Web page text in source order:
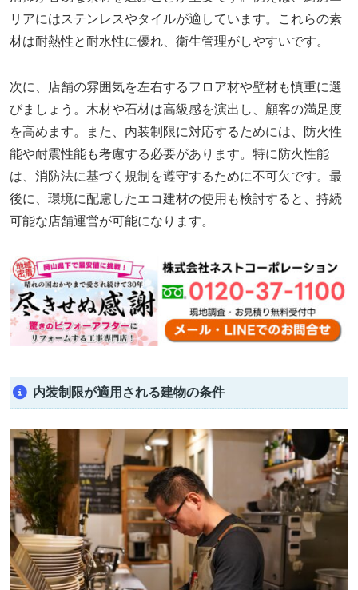
リアにはステンレスやタイルが適しています。これらの素
材は耐熱性と耐水性に優れ、衛生管理がしやすいです。
次に、店舗の雰囲気を左右するフロア材や壁材も慎重に選
びましょう。木材や石材は高級感を演出し、顧客の満足度
を高めます。また、内装制限に対応するためには、防火性
能や耐震性能も考慮する必要があります。特に防火性能
は、消防法に基づく規制を遵守するために不可欠です。最
後に、環境に配慮したエコ建材の使用も検討すると、持続
可能な店舗運営が可能になります。
内装制限が適用される建物の条件